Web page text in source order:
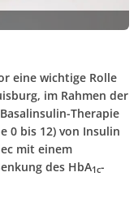
eine wichtige Rolle
im Rahmen der
Therapie
0 bis 12) von Insulin
mit einem
des HbA1c-